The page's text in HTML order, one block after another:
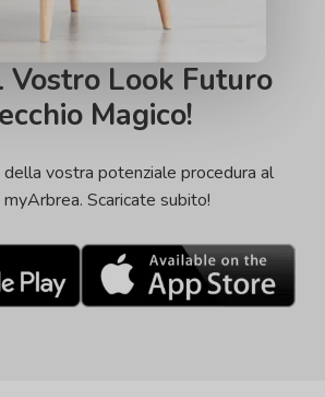
Vostro Look Futuro
Magico!
vostra potenziale procedura al
Scaricate subito!